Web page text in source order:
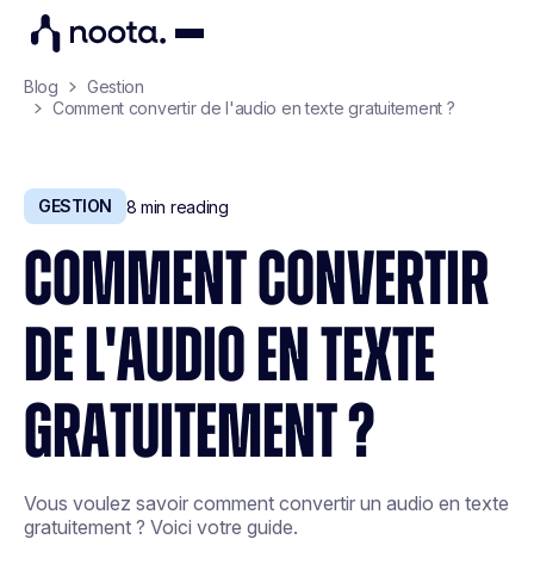
Blog
Gestion
Comment convertir de l'audio en texte gratuitement ?
GESTION 8 min reading
COMMENT CONVERTIR
DE L'AUDIO EN TEXTE
GRATUITEMENT ?
Vous voulez savoir comment convertir un audio en texte
gratuitement ? Voici votre guide.